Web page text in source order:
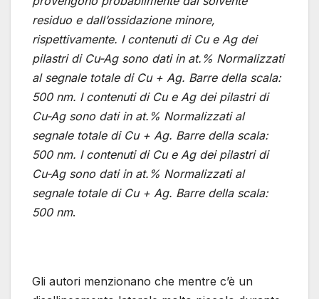
residuo e dall’ossidazione minore,
rispettivamente. I contenuti di Cu e Ag dei
pilastri di Cu-Ag sono dati in at.% Normalizzati
al segnale totale di Cu + Ag. Barre della scala:
500 nm. I contenuti di Cu e Ag dei pilastri di
Cu-Ag sono dati in at.% Normalizzati al
segnale totale di Cu + Ag. Barre della scala:
500 nm. I contenuti di Cu e Ag dei pilastri di
Cu-Ag sono dati in at.% Normalizzati al
segnale totale di Cu + Ag. Barre della scala:
500 nm.
Gli autori menzionano che mentre c’è un